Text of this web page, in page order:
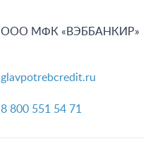
ООО МФК «ВЭББАНКИР»
glavpotrebcredit.ru
8 800 551 54 71